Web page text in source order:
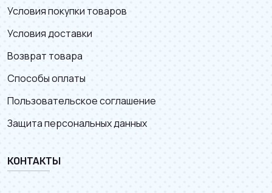
Условия покупки товаров
Условия доставки
Возврат товара
Способы оплаты
Пользовательское соглашение
Защита персональных данных
КОНТАКТЫ